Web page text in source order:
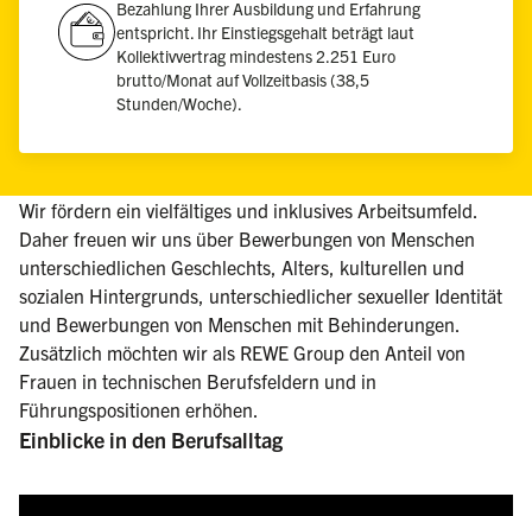
Bezahlung Ihrer Ausbildung und Erfahrung
entspricht. Ihr Einstiegsgehalt beträgt laut
Kollektivvertrag mindestens 2.251 Euro
brutto/Monat auf Vollzeitbasis (38,5
Stunden/Woche).
Wir fördern ein vielfältiges und inklusives Arbeitsumfeld.
Daher freuen wir uns über Bewerbungen von Menschen
unterschiedlichen Geschlechts, Alters, kulturellen und
sozialen Hintergrunds, unterschiedlicher sexueller Identität
und Bewerbungen von Menschen mit Behinderungen.
Zusätzlich möchten wir als REWE Group den Anteil von
Frauen in technischen Berufsfeldern und in
Führungspositionen erhöhen.
Einblicke in den Berufsalltag